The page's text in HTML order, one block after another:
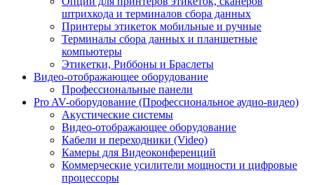
штрихкода и терминалов сбора данных
Принтеры этикеток мобильные и ручные
Терминалы сбора данных и планшетные
компьютеры
Этикетки, Риббоны и Браслеты
Видео-отображающее оборудование
Профессиональные панели
Pro AV-оборудование (Профессиональное аудио-видео)
Акустические системы
Видео-отображающее оборудование
Кабели и переходники (Video)
Камеры для Видеоконференций
Коммерческие усилители мощности и цифровые
процессоры